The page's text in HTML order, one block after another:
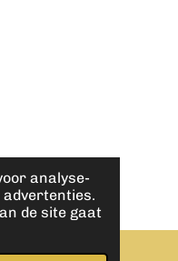
analyse-
de site gaat